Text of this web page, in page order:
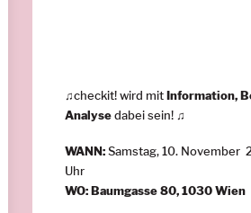
♫checkit! wird mitInformation,
Analysedabei sein! ♫
WANN:Samstag, 10. November
Uhr
WO:Baumgasse 80, 1030 Wien